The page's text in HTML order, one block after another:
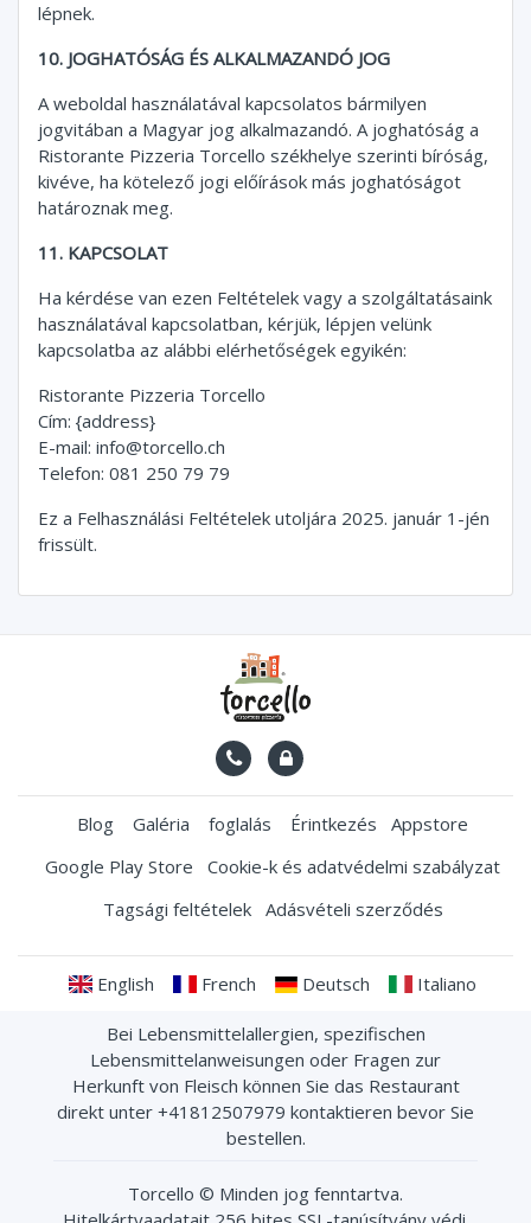
lépnek.
10. JOGHATÓSÁG ÉS ALKALMAZANDÓ JOG
A weboldal használatával kapcsolatos bármilyen
jogvitában a Magyar jog alkalmazandó. A joghatóság a
Ristorante Pizzeria Torcello székhelye szerinti bíróság,
kivéve, ha kötelező jogi előírások más joghatóságot
határoznak meg.
11. KAPCSOLAT
Ha kérdése van ezen Feltételek vagy a szolgáltatásaink
használatával kapcsolatban, kérjük, lépjen velünk
kapcsolatba az alábbi elérhetőségek egyikén:
Ristorante Pizzeria Torcello
Cím: {address}
E-mail: info@torcello.ch
Telefon: 081 250 79 79
Ez a Felhasználási Feltételek utoljára 2025. január 1-jén
frissült.
Blog Galéria foglalás Érintkezés
Appstore
Google Play Store
Cookie-k és adatvédelmi szabályzat
Tagsági feltételek
Adásvételi szerződés
English French Deutsch Italiano
Bei Lebensmittelallergien, spezifischen
Lebensmittelanweisungen oder Fragen zur
Herkunft von Fleisch können Sie das Restaurant
direkt unter +41812507979 kontaktieren bevor Sie
bestellen.
Torcello © Minden jog fenntartva.